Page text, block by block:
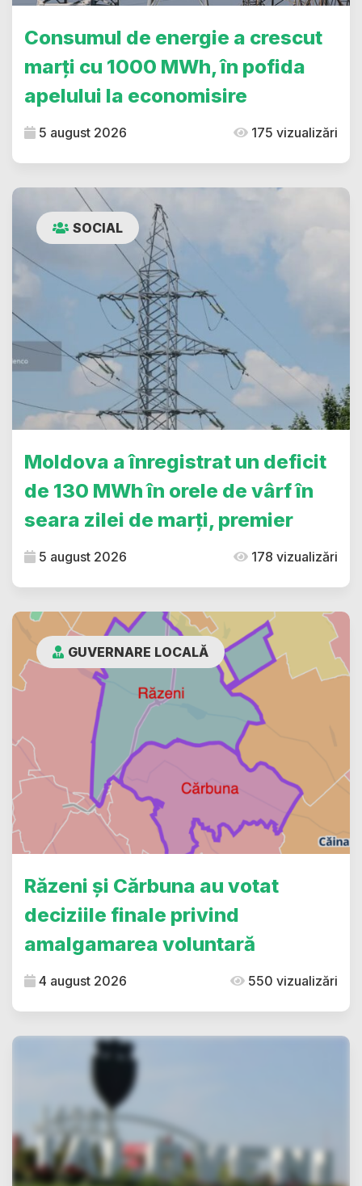
Consumul de energie a crescut
marți cu 1000 MWh, în pofida
apelului la economisire
5 august 2026 175 vizualizări
SOCIAL
Moldova a înregistrat un deficit
de 130 MWh în orele de vârf în
seara zilei de marți, premier
5 august 2026 178 vizualizări
GUVERNARE LOCALĂ
Răzeni și Cărbuna au votat
deciziile finale privind
amalgamarea voluntară
4 august 2026 550 vizualizări